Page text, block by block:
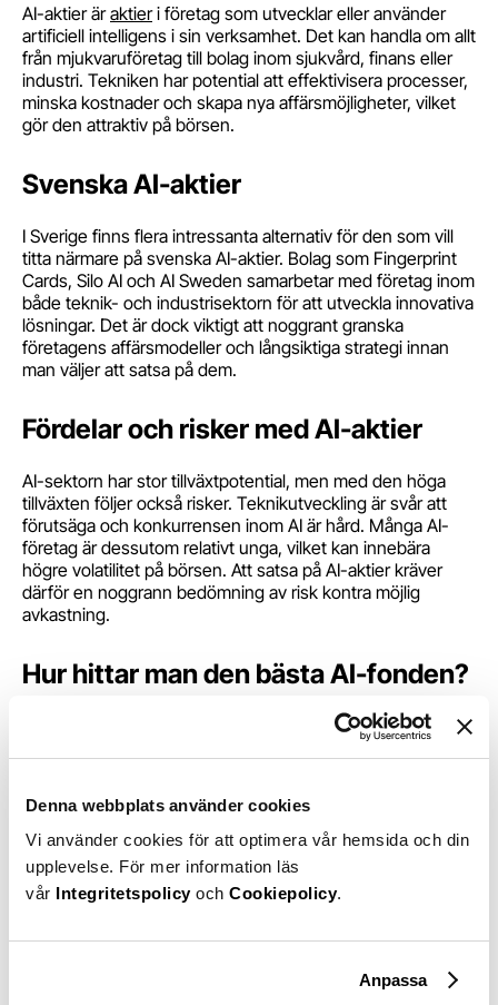
Denna webbplats använder cookies
Vi använder cookies för att optimera vår hemsida och din
upplevelse. För mer information läs
vår Integritetspolicy och Cookiepolicy.
Anpassa
AI-aktier äraktieri företag som utvecklar eller använder
artificiell intelligens i sin verksamhet. Det kan handla om allt
från mjukvaruföretag till bolag inom sjukvård, finans eller
industri. Tekniken har potential att effektivisera processer,
minska kostnader och skapa nya affärsmöjligheter, vilket
gör den attraktiv på börsen.
Svenska AI-aktier
I Sverige finns flera intressanta alternativ för den som vill
titta närmare på svenska AI-aktier. Bolag som Fingerprint
Cards, Silo AI och AI Sweden samarbetar med företag inom
både teknik- och industrisektorn för att utveckla innovativa
lösningar. Det är dock viktigt att noggrant granska
företagens affärsmodeller och långsiktiga strategi innan
man väljer att satsa på dem.
Fördelar och risker med AI-aktier
AI-sektorn har stor tillväxtpotential, men med den höga
tillväxten följer också risker. Teknikutveckling är svår att
förutsäga och konkurrensen inom AI är hård. Många AI-
företag är dessutom relativt unga, vilket kan innebära
högre volatilitet på börsen. Att satsa på AI-aktier kräver
därför en noggrann bedömning av risk kontra möjlig
avkastning.
Hur hittar man den bästa AI-fonden?
För den som vill sprida riskerna kan AI-fonder vara ett
med inriktning på AI investerar i flera olika
analys.
Börja med att granska fondens placeringsstrategi –
investerar den i stora, etablerade bolag eller mindre
snabbväxande företag? Det är också viktigt att titta på
fondens eventuella historiska avkastning, även om tidigare
hållbarhetsprofil och fondens geografiska spridning är
andra faktorer som påverkar hur fonden presterar på sikt.
Genom att jämföra olika alternativ kan du hitta en fond som